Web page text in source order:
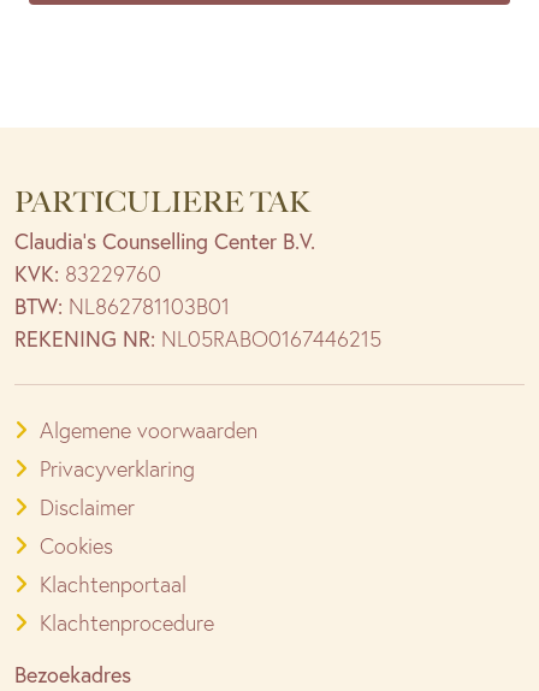
PARTICULIERE TAK
Claudia’s Counselling Center B.V.
KVK: 83229760
BTW: NL862781103B01
REKENING NR: NL05RABO0167446215
Algemene voorwaarden
Privacyverklaring
Disclaimer
Cookies
Klachtenportaal
Klachtenprocedure
Bezoekadres